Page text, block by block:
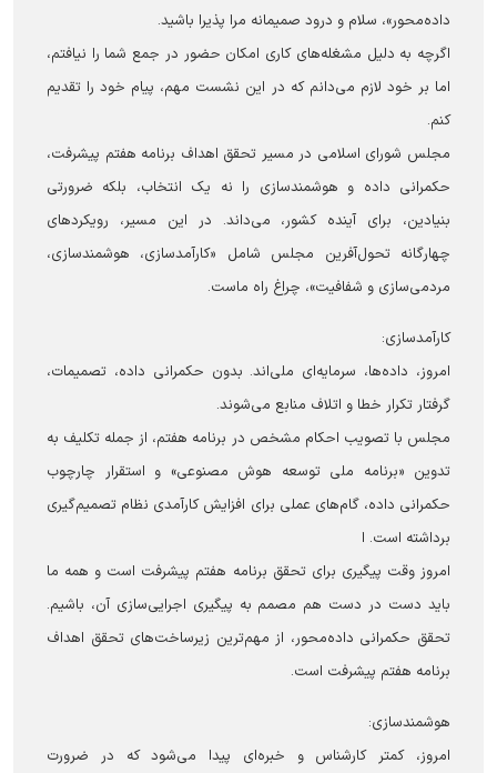
داده‌محور»، سلام و درود صمیمانه مرا پذیرا باشید.
اگرچه به دلیل مشغله‌های کاری امکان حضور در جمع شما را نیافتم،
اما بر خود لازم می‌دانم که در این نشست مهم، پیام خود را تقدیم
کنم.
مجلس شورای اسلامی در مسیر تحقق اهداف برنامه هفتم پیشرفت،
حکمرانی داده و هوشمندسازی را نه یک انتخاب، بلکه ضرورتی
بنیادین، برای آینده کشور، می‌داند. در این مسیر، رویکردهای
چهارگانه تحول‌آفرین مجلس شامل «کارآمدسازی، هوشمندسازی،
مردمی‌سازی و شفافیت»، چراغ راه ماست.
کارآمدسازی:
امروز، داده‌ها، سرمایه‌ای ملی‌اند. بدون حکمرانی داده، تصمیمات،
گرفتار تکرار خطا و اتلاف منابع می‌شوند.
مجلس با تصویب احکام مشخص در برنامه هفتم، از جمله تکلیف به
تدوین «برنامه ملی توسعه هوش مصنوعی» و استقرار چارچوب
حکمرانی داده، گام‌های عملی برای افزایش کارآمدی نظام تصمیم‌گیری
برداشته است. ا
امروز وقت پیگیری برای تحقق برنامه هفتم پیشرفت است و همه ما
باید دست در دست هم مصمم به پیگیری اجرایی‌سازی آن، باشیم.
تحقق حکمرانی داده‌محور، از مهم‌ترین زیرساخت‌های تحقق اهداف
برنامه هفتم پیشرفت است.
هوشمندسازی:
امروز، کمتر کارشناس و خبره‌ای پیدا می‌شود که در ضرورت